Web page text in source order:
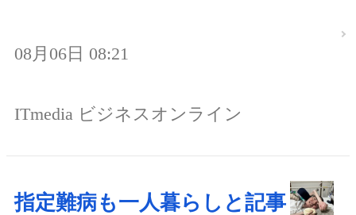
08月06日 08:21
ITmedia ビジネスオンライン
指定難病も一人暮らしと記事